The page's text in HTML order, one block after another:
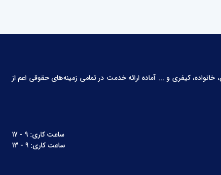
کیفری و ... آماده ارائه خدمت در تمامی زمینه‌های حقوقی اعم از
ساعت کاری: 9 - 17
ساعت کاری: 9 - 13